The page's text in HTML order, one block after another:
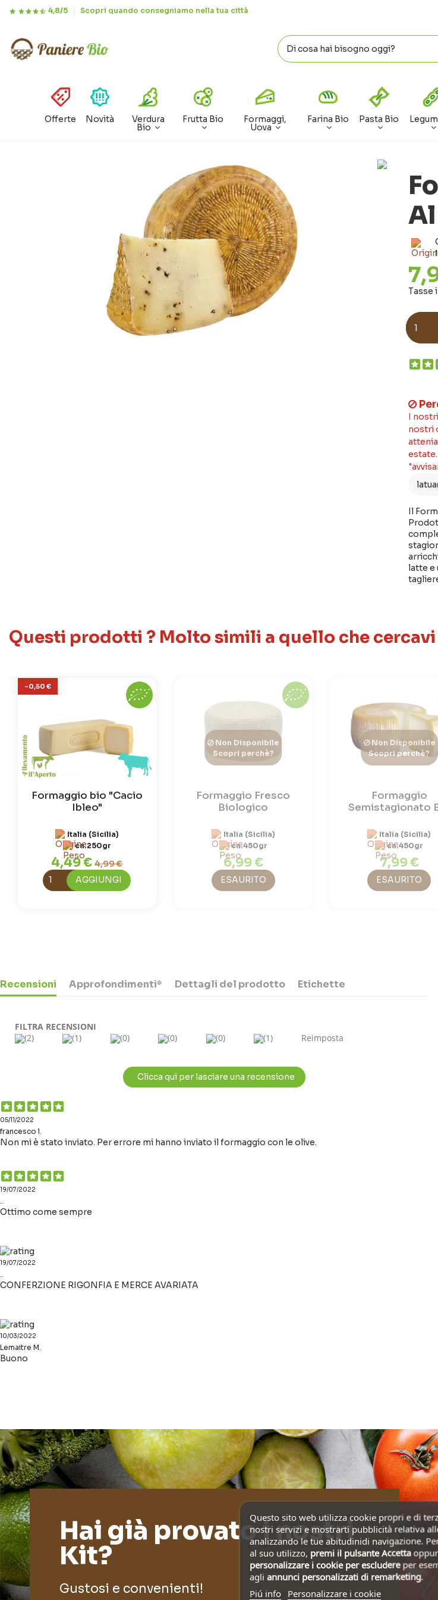
4,8/5 Scopri quando consegniamo nella tua città
Offerte Novità Verdura
Bio
Frutta Bio Formaggi,
Uova
Farina Bio Pasta Bio
Tasse
I
nostri
Il
latte e
Questi prodotti ? Molto simili a quello che
-0,50 €
Formaggio bio "Cacio
Ibleo"
Italia (Sicilia)
ca.250gr
4,49 €4,99 €
AGGIUNGI
Non Disponibile
Scopri perchè?
Formaggio Fresco
Biologico
Italia (Sicilia)
ca.450gr
6,99 €
ESAURITO
Non Disponibile
Scopri perchè?
Formaggio
Semistagionato
Italia (Sicilia)
ca.450gr
7,99 €
ESAURITO
Recensioni Approfondimenti* Dettagli del prodotto Etichette
FILTRA RECENSIONI
(2)
(1) (0) (0) (0) (1) Reimposta
Clicca qui per lasciare una recensione
05/11/2022
francesco l.
Non mi è stato inviato. Per errore mi hanno inviato il formaggio con le olive.
19/07/2022
..
Ottimo come sempre
19/07/2022
..
CONFERZIONE RIGONFIA E MERCE AVARIATA
10/03/2022
Lemaitre M.
Buono
Hai già provato i nostri
Kit?
Gustosi e convenienti!
Questo sito web utilizza cookie propri e di
nostri servizi e mostrarti pubblicità relativa
analizzando le tue abitudinidi navigazione.
al suo utilizzo, premi il pulsante Accetta
personalizzare i cookie per escludereper
agli annunci personalizzati di remarketing.
Piú info
Personalizzare i cookie